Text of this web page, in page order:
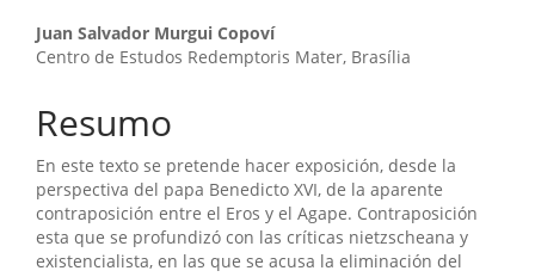
Conteúdo
do
artigo
principal
Juan Salvador Murgui Copoví
Centro de Estudos Redemptoris Mater, Brasília
Resumo
En este texto se pretende hacer exposición, desde la
perspectiva del papa Benedicto XVI, de la aparente
contraposición entre el Eros y el Agape. Contraposición
esta que se profundizó con las críticas nietzscheana y
existencialista, en las que se acusa la eliminación del